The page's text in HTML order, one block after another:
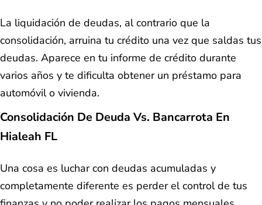
La liquidación de deudas, al contrario que la
consolidación, arruina tu crédito una vez que saldas tus
deudas. Aparece en tu informe de crédito durante
varios años y te dificulta obtener un préstamo para
automóvil o vivienda.
Consolidación De Deuda Vs. Bancarrota En
Hialeah FL
Una cosa es luchar con deudas acumuladas y
completamente diferente es perder el control de tus